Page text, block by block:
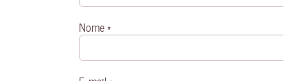
Nome*